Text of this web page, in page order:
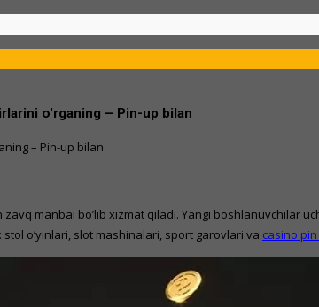
o'rganing – Pin-up bilan
– Pin-up bilan
zavq manbai bo’lib xizmat qiladi. Yangi
o’yinlari, slot mashinalari, sport garovlari va casino